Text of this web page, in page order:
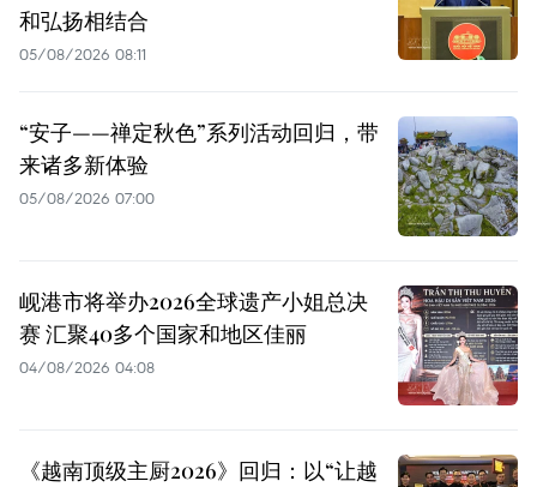
和弘扬相结合
05/08/2026 08:11
“安子——禅定秋色”系列活动回归，带
来诸多新体验
05/08/2026 07:00
岘港市将举办2026全球遗产小姐总决
赛 汇聚40多个国家和地区佳丽
04/08/2026 04:08
《越南顶级主厨2026》回归：以“让越